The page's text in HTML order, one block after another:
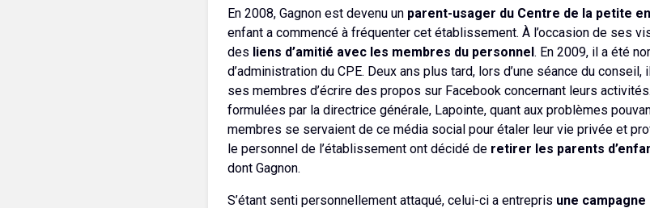
En 2008, Gagnon est devenu un parent-usager du Centre de la petite
enfant a commencé à fréquenter cet établissement. À l’occasion de ses
des liens d’amitié avec les membres du personnel . En 2009, il a été
d’administration du CPE. Deux ans plus tard, lors d’une séance du
ses membres d’écrire des propos sur Facebook concernant leurs
formulées par la directrice générale, Lapointe, quant aux problèmes
membres se servaient de ce média social pour étaler leur vie privée et
le personnel de l’établissement ont décidé de retirer les parents
dont Gagnon.
S’étant senti personnellement attaqué, celui-ci a entrepris une